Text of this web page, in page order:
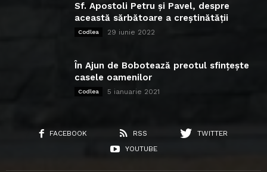
Sf. Apostoli Petru și Pavel, despre
această sărbătoare a creștinătății
Codlea 29 iunie 2022
În Ajun de Bobotează preotul sfințește
casele oamenilor
Codlea 5 ianuarie 2021
FACEBOOK RSS
TWITTER
YOUTUBE